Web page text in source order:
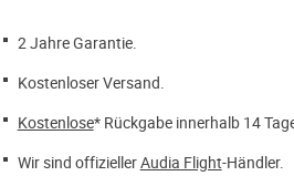
2 Jahre Garantie.
Kostenloser Versand.
Kostenlose* Rückgabe innerhalb 14
Wir sind offiziellerAudia Flight-Händler.